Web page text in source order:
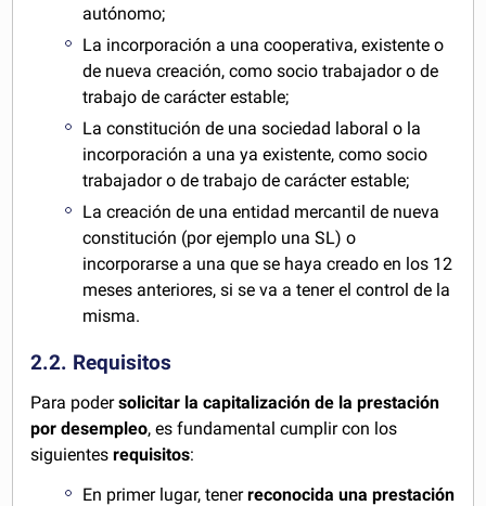
autónomo;
La incorporación a una cooperativa, existente o
de nueva creación, como socio trabajador o de
trabajo de carácter estable;
La constitución de una sociedad laboral o la
incorporación a una ya existente, como socio
trabajador o de trabajo de carácter estable;
La creación de una entidad mercantil de nueva
constitución (por ejemplo una SL) o
incorporarse a una que se haya creado en los 12
meses anteriores, si se va a tener el control de la
misma.
2.2. Requisitos
Para podersolicitar la capitalización de la prestación
por desempleo, es fundamental cumplir con los
siguientesrequisitos:
En primer lugar, tenerreconocida una prestación